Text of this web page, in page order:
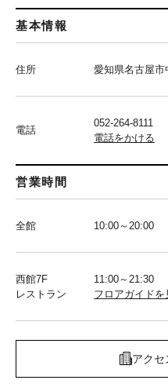
基本情報
住所 愛知県名古屋市
電話
052-264-8111
電話をかける
営業時間
全館 10:00～20:00
西館7F
レストラン
11:00～21:30
フロアガイドを
アクセ